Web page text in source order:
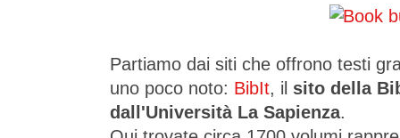
Partiamo dai siti che offrono testi
uno poco noto: BibIt, il sito della
dall'Università La Sapienza.